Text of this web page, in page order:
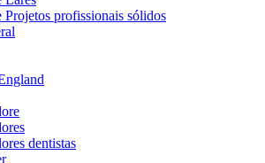
Projetos profissionais sólidos
dentistas